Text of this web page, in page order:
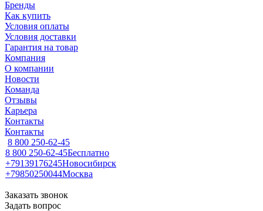
Бренды
Как купить
Условия оплаты
Условия доставки
Гарантия на товар
Компания
О компании
Новости
Команда
Отзывы
Карьера
Контакты
Контакты
8 800 250-62-45
8 800 250-62-45Бесплатно
+79139176245Новосибирск
+79850250044Москва
Заказать звонок
Задать вопрос